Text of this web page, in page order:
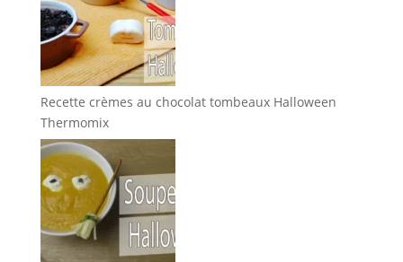
Recette crèmes au chocolat tombeaux Halloween
Thermomix